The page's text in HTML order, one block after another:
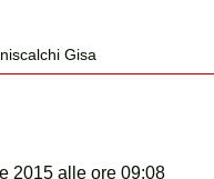
Gisa
2015 alle ore 09:08